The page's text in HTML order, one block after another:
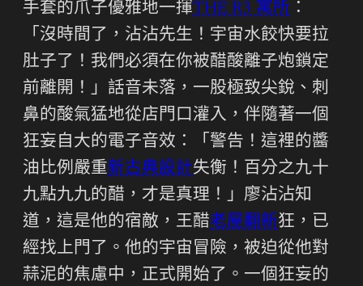
手套的爪子優雅地一揮THE R3 寓所 ：
「沒時間了，沾沾先生！宇宙水餃快要拉
肚子了！我們必須在你被醋酸離子炮鎖定
前離開！」話音未落，一股極致尖銳、刺
鼻的酸氣猛地從店門口灌入，伴隨著一個
狂妄自大的電子音效：「警告！這裡的醬
油比例嚴重新古典設計失衡！百分之九十
九點九九的醋，才是真理！」廖沾沾知
道，這是他的宿敵，王醋老屋翻新狂，已
經找上門了。他的宇宙冒險，被迫從他對
蒜泥的焦慮中，正式開始了。一個狂妄的